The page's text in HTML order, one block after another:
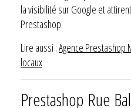
la visibilité sur Google et
Prestashop.
Lire aussi :Agence
locaux
Prestashop Rue